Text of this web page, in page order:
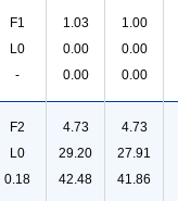
F1
L0
-
1.03
0.00
0.00
1.00
0.00
0.00
F2
L0
0.18
4.73
29.20
42.48
4.73
27.91
41.86